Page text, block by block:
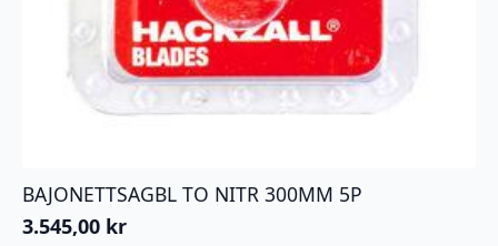
BAJONETTSAGBL TO NITR 300MM 5P
3.545,00 kr